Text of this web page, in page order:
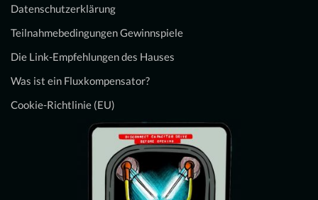
Datenschutzerklärung
Teilnahmebedingungen Gewinnspiele
Die Link-Empfehlungen des Hauses
Was ist ein Fluxkompensator?
Cookie-Richtlinie (EU)